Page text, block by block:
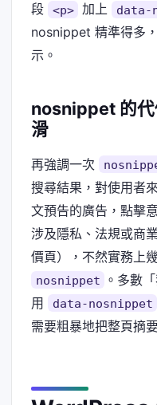
段
<p> 加上 data-
nosnippet 精準得多
示。
nosnippet 的
滑
再強調一次
搜尋結果，對使用者
文預告的廣告，點擊
涉及隱私、法規或商
價頁），不然實務上
nosnippet
。多數
用
data-nosnippet
需要粗暴地把整頁摘